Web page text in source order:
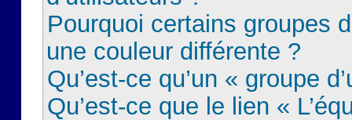
Pourquoi certains groupes
une couleur différente ?
Qu’est-ce qu’un « groupe
Qu’est-ce que le lien «